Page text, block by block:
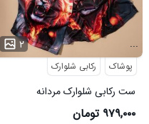
۲ ...
پوشاک رکابی شلوارک
ست رکابی شلوارک مردانه
Lion_Black مدل 3997
۹۷۹,۰۰۰ تومان